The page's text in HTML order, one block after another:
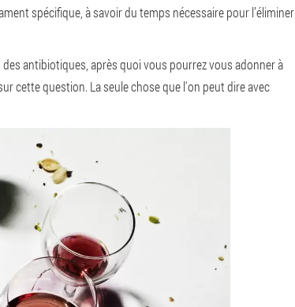
spécifique, à savoir du temps nécessaire pour l’éliminer
antibiotiques, après quoi vous pourrez vous adonner à
cette question. La seule chose que l'on peut dire avec